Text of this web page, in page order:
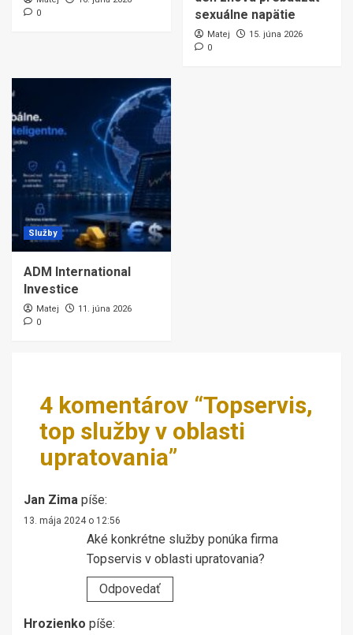
0
sexuálne napätie
Matej
15. júna 2026
0
Služby
ADM International
Investice
Matej
11. júna 2026
0
4 komentárov “Topservis,
top služby v oblasti
upratovania”
Jan Zima píše:
13. mája 2024 o 12:56
Aké konkrétne služby ponúka firma
Topservis v oblasti upratovania?
Odpovedať
Hrozienko píše: